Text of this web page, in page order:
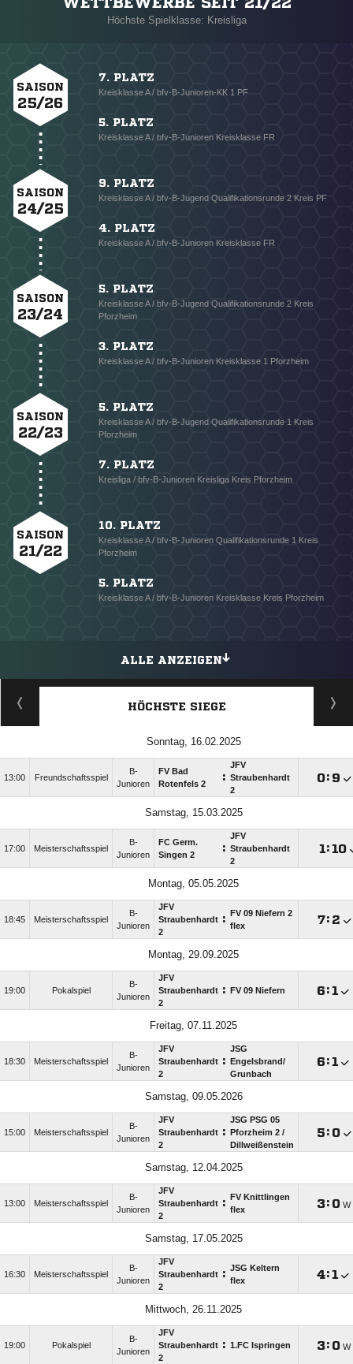
Höchste Spielklasse: Kreisliga
SAISON
25/26
7. PLATZ
Kreisklasse A / bfv-B-Junioren-KK 1 PF
5. PLATZ
Kreisklasse A / bfv-B-Junioren Kreisklasse FR
SAISON
24/25
9. PLATZ
Kreisklasse A / bfv-B-Jugend Qualifikationsrunde 2 Kreis PF
4. PLATZ
Kreisklasse A / bfv-B-Junioren Kreisklasse FR
SAISON
23/24
5. PLATZ
Kreisklasse A / bfv-B-Jugend Qualifikationsrunde 2 Kreis
Pforzheim
3. PLATZ
Kreisklasse A / bfv-B-Junioren Kreisklasse 1 Pforzheim
SAISON
22/23
5. PLATZ
Kreisklasse A / bfv-B-Jugend Qualifikationsrunde 1 Kreis
Pforzheim
7. PLATZ
Kreisliga / bfv-B-Junioren Kreisliga Kreis Pforzheim
SAISON
21/22
10. PLATZ
Kreisklasse A / bfv-B-Junioren Qualifikationsrunde 1 Kreis
Pforzheim
5. PLATZ
Kreisklasse A / bfv-B-Junioren Kreisklasse Kreis Pforzheim
ALLE ANZEIGEN
HÖCHSTE SIEGE
Sonntag, 16.02.2025
13:00 Freundschaftsspiel
B-
Junioren
FV Bad
Rotenfels 2
:
JFV
Straubenhardt
2
: 
Samstag, 15.03.2025
17:00 Meisterschaftsspiel
B-
Junioren
FC Germ.
Singen 2
:
JFV
Straubenhardt
2
:
Montag, 05.05.2025
18:45 Meisterschaftsspiel
B-
Junioren
JFV
Straubenhardt
2
:
FV 09 Niefern 2
flex
: 
Montag, 29.09.2025
19:00 Pokalspiel
B-
Junioren
JFV
Straubenhardt
2
: FV 09 Niefern :
Freitag, 07.11.2025
18:30 Meisterschaftsspiel
B-
Junioren
JFV
Straubenhardt
2
:
JSG
Engelsbrand/​
Grunbach
:
Samstag, 09.05.2026
15:00 Meisterschaftsspiel
B-
Junioren
JFV
Straubenhardt
2
:
JSG PSG 05
Pforzheim 2 /​
Dillweißenstein
: 
Samstag, 12.04.2025
13:00 Meisterschaftsspiel
B-
Junioren
JFV
Straubenhardt
2
:
FV Knittlingen
flex
: W
Samstag, 17.05.2025
16:30 Meisterschaftsspiel
B-
Junioren
JFV
Straubenhardt
2
: JSG Keltern
flex
:
Mittwoch, 26.11.2025
19:00 Pokalspiel
B-
Junioren
JFV
Straubenhardt
2
: 1.FC Ispringen : W